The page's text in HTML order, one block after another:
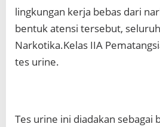
lingkungan kerja bebas dari
bentuk atensi tersebut,
Narkotika.Kelas IIA
tes urine.
Tes urine ini diadakan sebagai